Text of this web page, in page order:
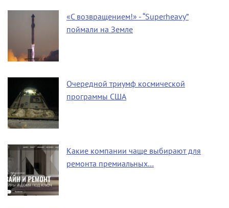
«С возвращением!» - “Superheavy”
поймали на Земле
Очередной триумф космической
программы США
Какие компании чаще выбирают для
ремонта премиальных…